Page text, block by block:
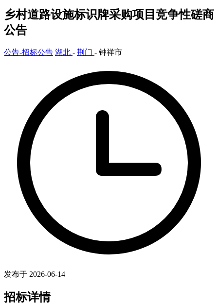
乡村道路设施标识牌采购项目竞争性磋商
公告
公告-招标公告 湖北 - 荆门 - 钟祥市
发布于 2026-06-14
招标详情